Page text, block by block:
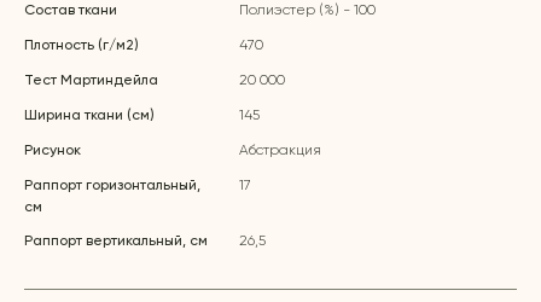
Состав ткани Полиэстер (%) - 100
Плотность (г/м2) 470
Тест Мартиндейла 20 000
Ширина ткани (см) 145
Рисунок Абстракция
Раппорт горизонтальный,
см
17
Раппорт вертикальный, см 26,5